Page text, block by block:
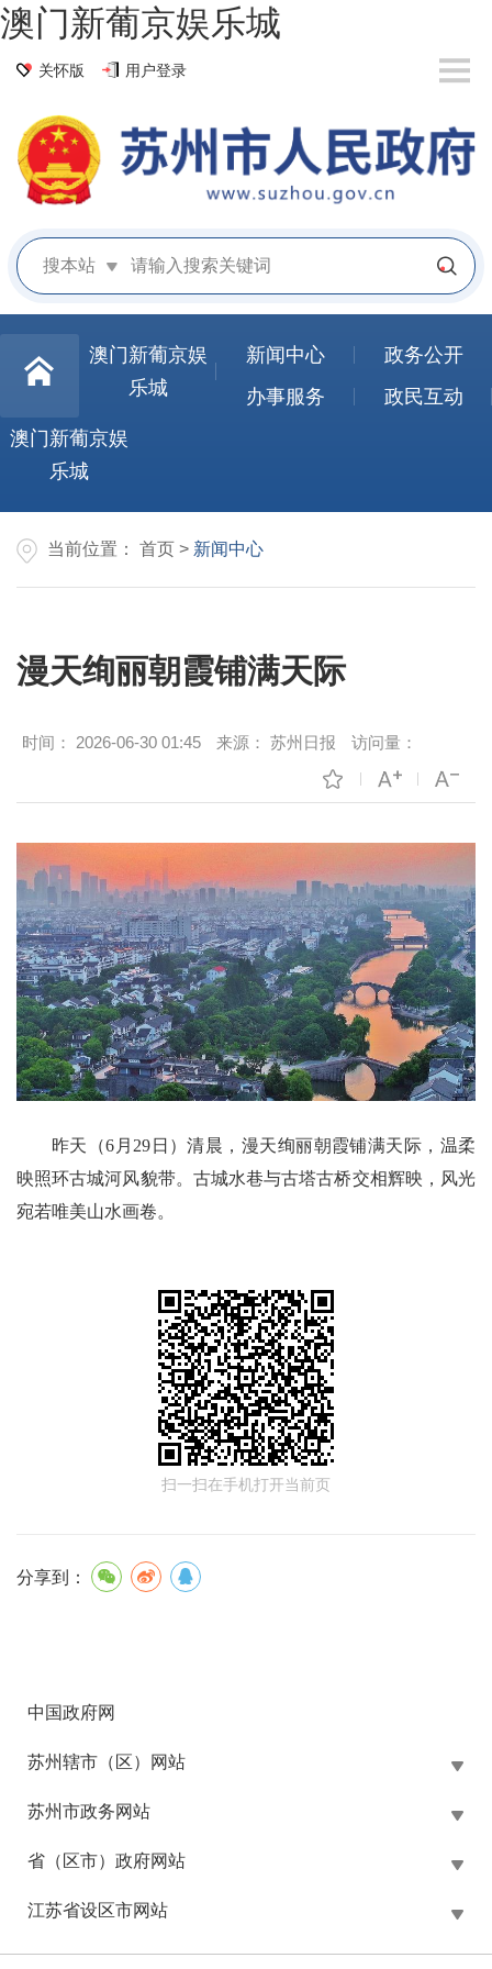
澳门新葡京娱乐城
关怀版 用户登录
搜本站
澳门新葡京娱
乐城
新闻中心
政务公开
办事服务
政民互动
澳门新葡京娱
乐城
当前位置： 首页 > 新闻中心
漫天绚丽朝霞铺满天际
时间： 2026-06-30 01:45 来源： 苏州日报 访问量：
昨天（6月29日）清晨，漫天绚丽朝霞铺满天际，温柔
映照环古城河风貌带。古城水巷与古塔古桥交相辉映，风光
宛若唯美山水画卷。
扫一扫在手机打开当前页
分享到：
中国政府网
苏州辖市（区）网站
苏州市政务网站
省（区市）政府网站
江苏省设区市网站